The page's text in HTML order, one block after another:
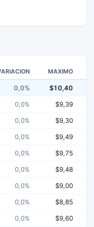
MAXIMO
0,0% $10,40
0,0% $9,39
0,0% $9,30
0,0% $9,49
0,0% $9,75
0,0% $9,48
0,0% $9,00
0,0% $8,85
0,0% $9,60